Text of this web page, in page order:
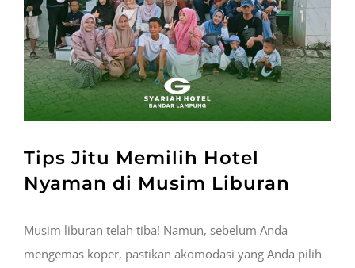
Tips Jitu Memilih Hotel
Nyaman di Musim Liburan
Musim liburan telah tiba! Namun, sebelum Anda
mengemas koper, pastikan akomodasi yang Anda pilih